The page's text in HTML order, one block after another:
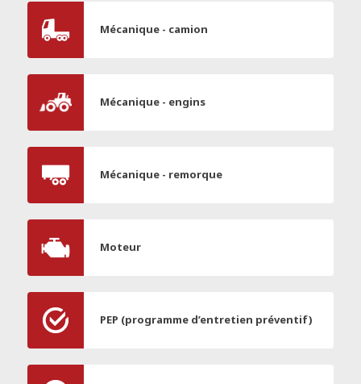
Mécanique - camion
Mécanique - engins
Mécanique - remorque
Moteur
PEP (programme d’entretien préventif)